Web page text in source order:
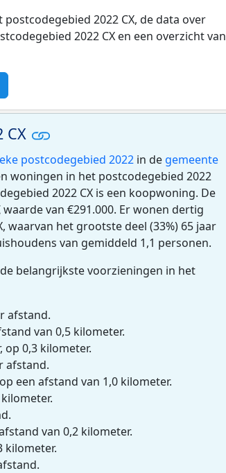
postcodegebied 2022 CX, de data over
2022 CX en een overzicht van
CX
postcodegebied 2022 in de gemeente
woningen in het postcodegebied 2022
2022 CX is een koopwoning. De
waarde van €291.000. Er wonen dertig
waarvan het grootste deel (33%) 65 jaar
van gemiddeld 1,1 personen.
belangrijkste voorzieningen in het
afstand.
van 0,5 kilometer.
0,3 kilometer.
afstand.
een afstand van 1,0 kilometer.
van 0,2 kilometer.
kilometer.